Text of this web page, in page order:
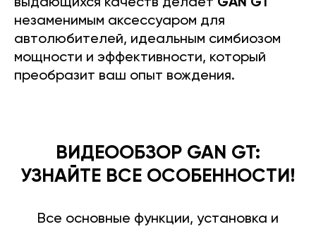
незаменимым аксессуаром для
автолюбителей, идеальным симбиозом
мощности и эффективности, который
преобразит ваш опыт вождения.
ВИДЕООБЗОР GAN GT:
УЗНАЙТЕ ВСЕ ОСОБЕННОСТИ!
Все основные функции, установка и